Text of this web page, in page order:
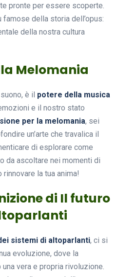
pronte per essere scoperte.
della storia dell’opus:
della nostra cultura
Melomania
è il potere della musica
e il nostro stato
per la melomania, sei
un’arte che travalica il
di esplorare come
da ascoltare nei momenti di
la tua anima!
di Il futuro
sistemi di altoparlanti, ci si
evoluzione, dove la
vera e propria rivoluzione.